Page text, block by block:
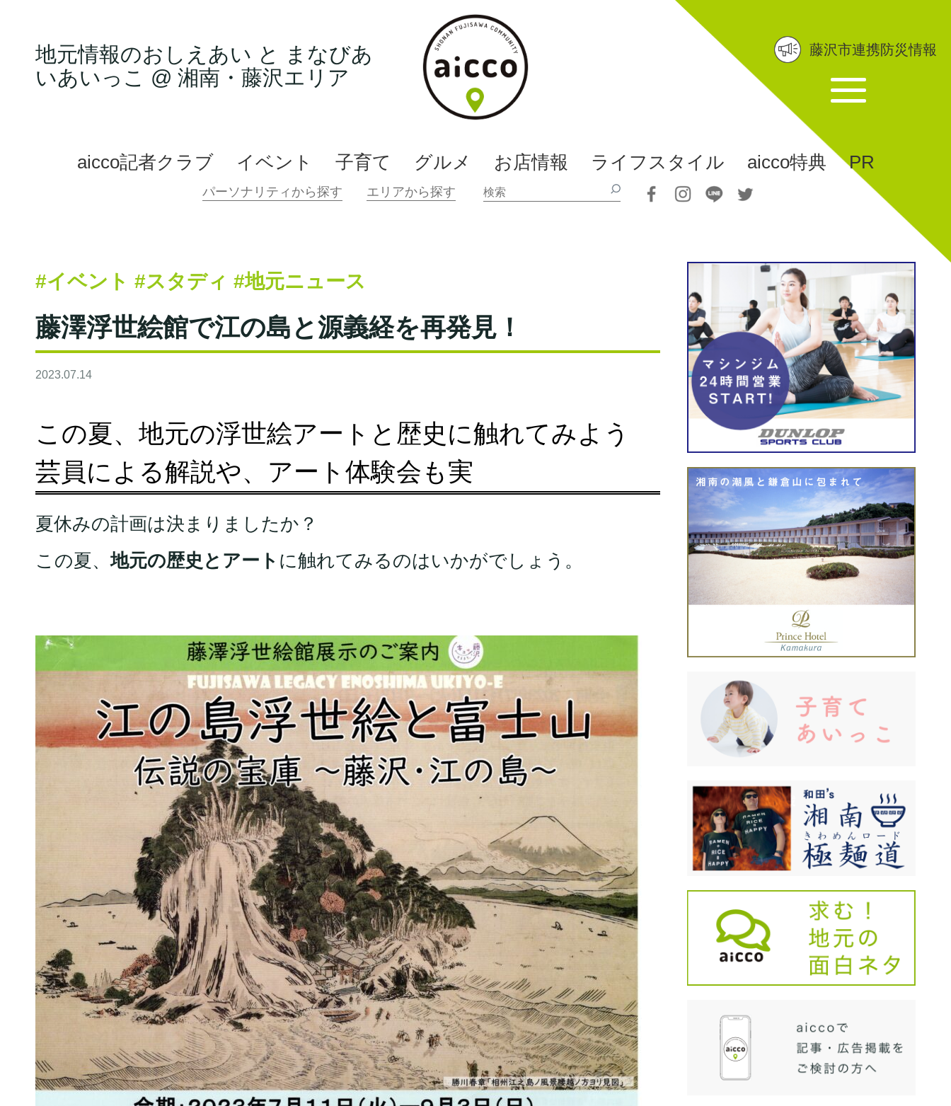
地元情報のおしえあい と まなびあ
いあいっこ @ 湘南・藤沢エリア
aicco記者クラブ イベント 子育て グルメ お店情報 ライフスタイル aicco特典 PR
藤沢市連携防災情報
#イベント #スタディ #地元ニュース
藤澤浮世絵館で江の島と源義経を再発見！
2023.07.14
この夏、地元の浮世絵アートと歴史に触れてみよう
芸員による解説や、アート体験会も実
夏休みの計画は決まりましたか？
この夏、地元の歴史とアート に触れてみるのはいかがでしょう。